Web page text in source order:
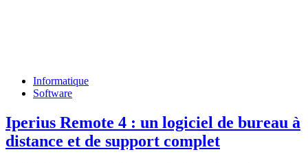
Informatique
Software
Iperius Remote 4 : un logiciel de bureau à
distance et de support complet